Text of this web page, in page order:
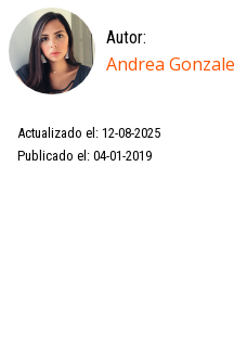
Autor:
Andrea
Actualizado el: 12-08-2025
Publicado el: 04-01-2019